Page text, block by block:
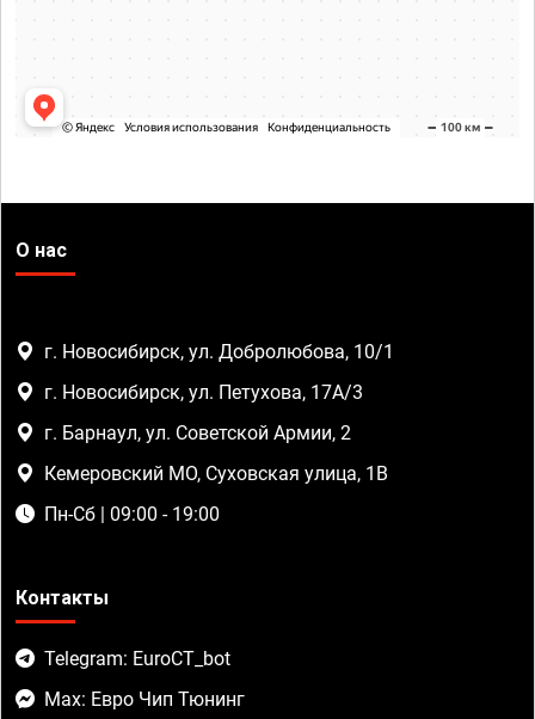
О нас
г. Новосибирск, ул. Добролюбова, 10/1
г. Новосибирск, ул. Петухова, 17А/3
г. Барнаул, ул. Советской Армии, 2
Кемеровский МО, Суховская улица, 1В
Пн-Сб | 09:00 - 19:00
Контакты
Telegram: EuroCT_bot
Max: Евро Чип Тюнинг